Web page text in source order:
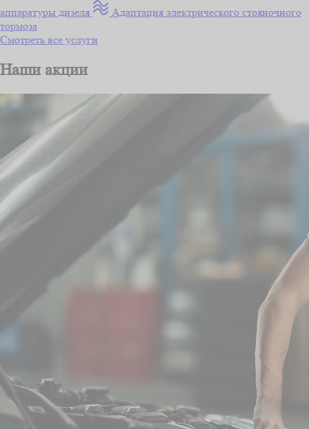
аппаратуры дизеля
Адаптация электрического стояночного
тормоза
Смотреть все услуги
Наши акции